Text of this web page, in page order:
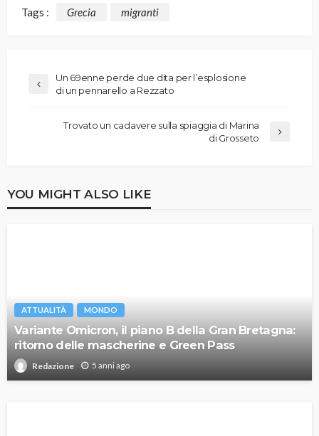
Tags : Grecia migranti
Un 69enne perde due dita per l’esplosione
di un pennarello a Rezzato
Trovato un cadavere sulla spiaggia di Marina
di Grosseto
YOU MIGHT ALSO LIKE
ATTUALITÀ MONDO
Variante Omicron, il piano B della Gran Bretagna:
ritorno delle mascherine e Green Pass
Redazione 5 anni ago